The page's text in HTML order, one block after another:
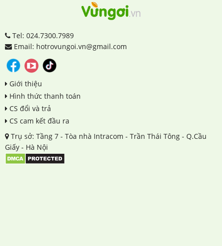
Tel: 024.7300.7989
Email: hotrovungoi.vn@gmail.com
Giới thiệu
Hình thức thanh toán
CS đổi và trả
CS cam kết đầu ra
Trụ sở: Tầng 7 - Tòa nhà Intracom - Trần Thái Tông - Q.Cầu
Giấy - Hà Nội